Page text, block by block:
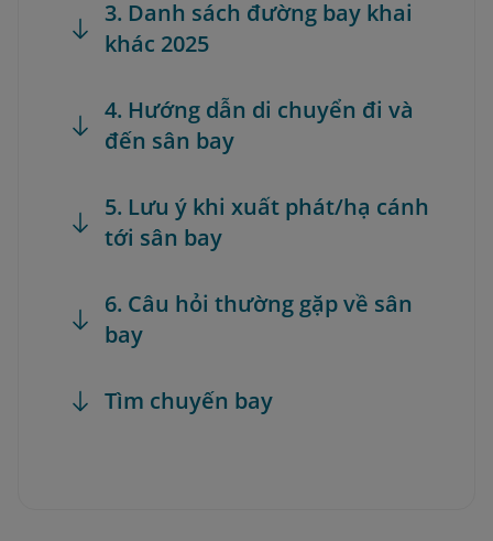
3. Danh sách đường bay khai
khác 2025
4. Hướng dẫn di chuyển đi và
đến sân bay
5. Lưu ý khi xuất phát/hạ cánh
tới sân bay
6. Câu hỏi thường gặp về sân
bay
Tìm chuyến bay